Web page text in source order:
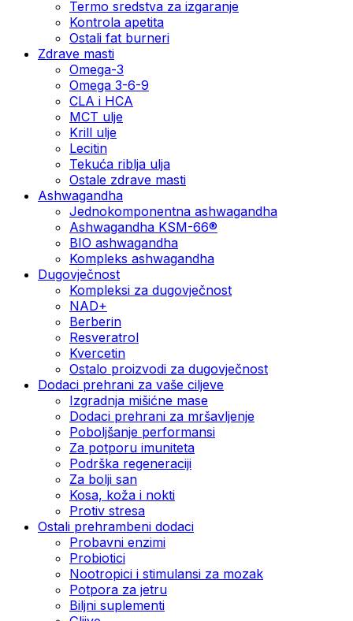
Termo sredstva za izgaranje
Kontrola apetita
Ostali fat burneri
Zdrave masti
Omega-3
Omega 3-6-9
CLA i HCA
MCT ulje
Krill ulje
Lecitin
Tekuća riblja ulja
Ostale zdrave masti
Ashwagandha
Jednokomponentna ashwagandha
Ashwagandha KSM-66®
BIO ashwagandha
Kompleks ashwagandha
Dugovječnost
Kompleksi za dugovječnost
NAD+
Berberin
Resveratrol
Kvercetin
Ostalo proizvodi za dugovječnost
Dodaci prehrani za vaše ciljeve
Izgradnja mišićne mase
Dodaci prehrani za mršavljenje
Poboljšanje performansi
Za potporu imuniteta
Podrška regeneraciji
Za bolji san
Kosa, koža i nokti
Protiv stresa
Ostali prehrambeni dodaci
Probavni enzimi
Probiotici
Nootropici i stimulansi za mozak
Potpora za jetru
Biljni suplementi